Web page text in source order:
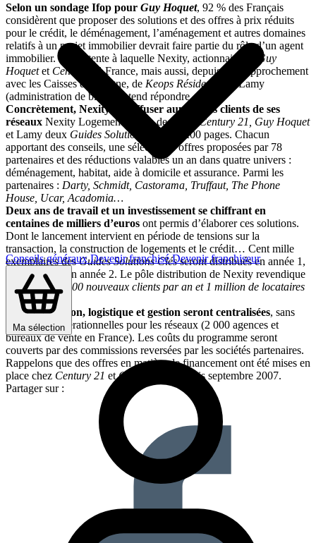
Conseils générauxDevenir franchiséDevenir franchiseur
Ma sélection
Selon un sondage Ifop pour Guy Hoquet, 92 % des Français
considèrent que proposer des solutions et des offres à prix réduits
pour le crédit, le déménagement, l’aménagement et autres domaines
relatifs à un projet immobilier devrait faire partie du rôle d’un agent
immobilier. Une attente à laquelle Nexity, actionnaire de
Guy
Hoquetet Century 21France, mais aussi, depuis son rapprochement
avec les Caisses d’Épargne, de Keops Résidentiel
et Lamy
(administration de biens) entend répondre.
Concrètement, Nexity va diffuser auprès des clients de ses
réseaux Nexity Logement (vente de neuf),
Century 21, Guy Hoquet
et Lamy deux Guides Solutions Clés
de 200 pages. Chacun
apportant des conseils, une sélection d’offres proposées par 78
partenaires et des réductions valables un an dans quatre univers :
déménagement, habitat, aide à domicile et assurance. Parmi les
partenaires : Darty, Schmidt, Castorama, Truffaut, The Phone
House, Ucar, Acadomia…
Deux ans de travail et un investissement se chiffrant en
centaines de milliers d’euros ont permis d’élaborer ces solutions.
Dont le lancement intervient en période de tensions sur la
transaction, la construction de logements et le crédit… Cent mille
exemplaires desGuides Solutions Clésseront distribués en année 1,
puis 200 000 en année 2. Le pôle distribution de Nexity revendique
“plus de 150 000 nouveaux clients par an et 1 million de locataires
gérés”.
Communication, logistique et gestion seront centralisées, sans
contraintes opérationnelles pour les réseaux (2 000 agences et
bureaux de vente en France). Les coûts du programme seront
couverts par des commissions reversées par les sociétés partenaires.
Rappelons que des offres en matière de financement ont été mises en
place chez Century 21 etGuy Hoquet
depuis septembre 2007.
Partager sur :